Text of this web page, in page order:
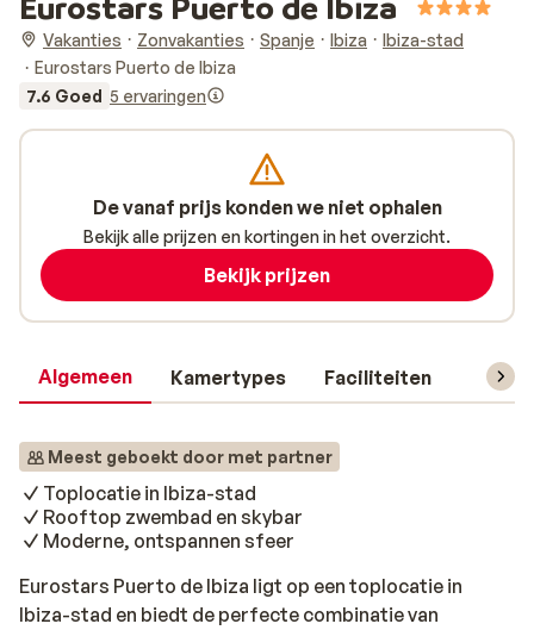
Vakanties Zonvakanties Spanje Ibiza
Ibiza-stad
Eurostars Puerto de Ibiza
7.6 Goed 5 ervaringen
Algemeen Kamertypes Faciliteiten
Meest geboekt door met partner
Toplocatie in Ibiza-stad
Rooftop zwembad en skybar
Moderne, ontspannen sfeer
Eurostars Puerto de Ibiza ligt op een toplocatie in
Ibiza-stad en biedt de perfecte combinatie van
De vanaf prijs konden we niet ophalen
Bekijk alle prijzen en kortingen in het overzicht.
Bekijk prijzen